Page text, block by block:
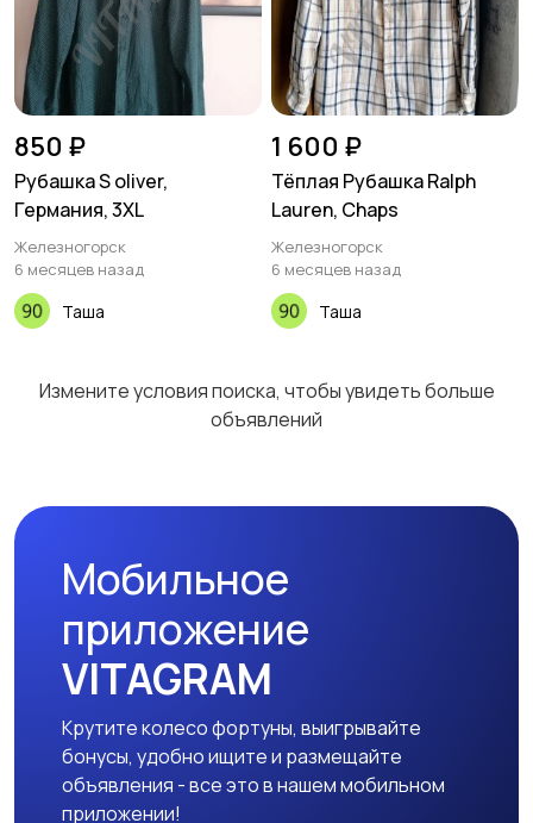
850 ₽
Рубашка S oliver,
Германия, 3XL
Железногорск
6 месяцев назад
Таша
1 600 ₽
Тёплая Рубашка Ralph
Lauren, Chaps
Железногорск
6 месяцев назад
Таша
Измените условия поиска, чтобы увидеть больше
объявлений
Мобильное
приложение
VITAGRAM
Крутите колесо фортуны, выигрывайте
бонусы, удобно ищите и размещайте
объявления - все это в нашем мобильном
приложении!